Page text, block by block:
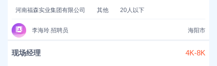
河南福森实业集团有限公司 其他 20人以下
李海玲.招聘员 海阳市
现场经理 4K-8K